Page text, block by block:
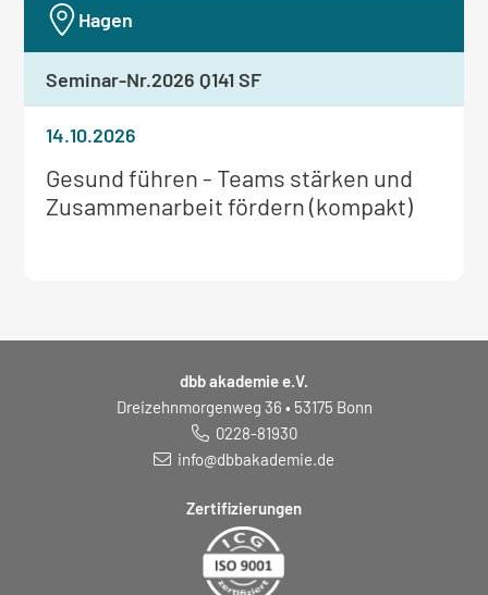
Weitere
Informationen
Gesund führen - Teams stärken und
Zusammenarbeit fördern (kompakt)
14.10.2026
Hagen
Seminar-Nr.2026 Q141 SF
dbb akademie e.V.
Dreizehnmorgenweg 36 • 53175 Bonn
0228-81930
info@dbbakademie.de
Zertifizierungen